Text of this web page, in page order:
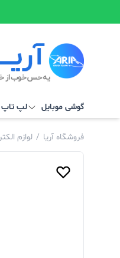
گوشی موبایل لپ تاپ
فروشگاه آریا / لوازم